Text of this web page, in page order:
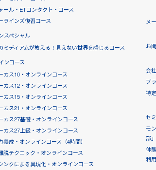
ール・ETコンタクト・コース
ラインズ復習コース
スペシャル
ミディアムが教える！見えない世界を感じるコース
ンコース
カス10・オンラインコース
カス12・オンラインコース
カス15・オンラインコース
カス21・オンラインコース
カス27基礎・オンラインコース
カス27上級・オンラインコース
養成・オンラインコース（4時間）
脱テクニック・オンラインコース
ンクによる具現化・オンラインコース
メ
お
会
プ
特
セ
モ
部」
体
利